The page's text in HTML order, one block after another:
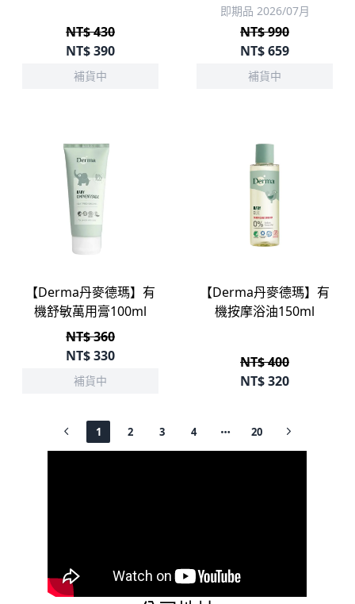
NT$ 430
NT$390
補貨中
即期品 2026/07月
NT$ 990
NT$659
補貨中
【Derma丹麥德瑪】有
機舒敏萬用膏100ml
NT$ 360
NT$330
補貨中
【Derma丹麥德瑪】有
機按摩浴油150ml
NT$ 400
NT$320
1 2 3 4 20